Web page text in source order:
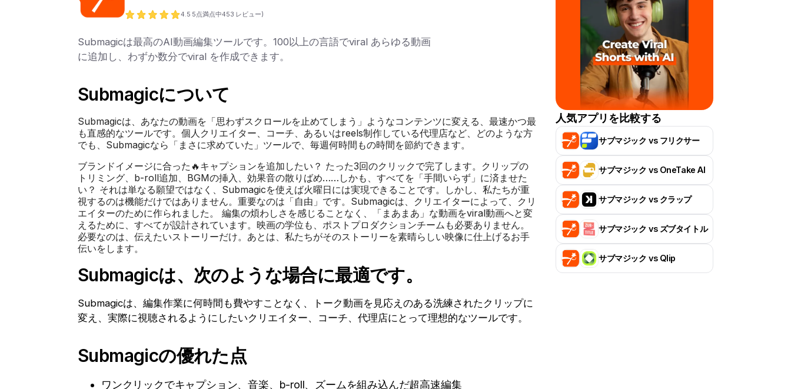
4.5 5点満点中453 レビュー)
Submagicは最高のAI動画編集ツールです。100以上の言語でviral あらゆる動画
に追加し、わずか数分でviral を作成できます。
Submagicについて
Submagicは、あなたの動画を「思わずスクロールを止めてしまう」ようなコンテンツに変える、最速かつ最
も直感的なツールです。個人クリエイター、コーチ、あるいはreels制作している代理店など、どのような方
でも、Submagicなら「まさに求めていた」ツールで、毎週何時間もの時間を節約できます。
ブランドイメージに合った🔥キャプションを追加したい？ たった3回のクリックで完了します。クリップの
トリミング、b-roll追加、BGMの挿入、効果音の散りばめ……しかも、すべてを「手間いらず」に済ませた
い？ それは単なる願望ではなく、Submagicを使えば火曜日には実現できることです。しかし、私たちが重
視するのは機能だけではありません。重要なのは「自由」です。Submagicは、クリエイターによって、クリ
エイターのために作られました。 編集の煩わしさを感じることなく、「まあまあ」な動画をviral動画へと変
えるために、すべてが設計されています。映画の学位も、ポストプロダクションチームも必要ありません。
必要なのは、伝えたいストーリーだけ。あとは、私たちがそのストーリーを素晴らしい映像に仕上げるお手
伝いをします。
Submagicは、次のような場合に最適です。
Submagicは、編集作業に何時間も費やすことなく、トーク動画を見応えのある洗練されたクリップに
変え、実際に視聴されるようにしたいクリエイター、コーチ、代理店にとって理想的なツールです。
Submagicの優れた点
ワンクリックでキャプション、音楽、b-roll、ズームを組み込んだ超高速編集
HappyScribeの代替ツール
BIGVUの代替サービス
SendShortの代替手段
「ハイパーナチュラル」の代替
案
Munchの代替案
Maestra AIの代替案
Clideoの代替ツール
人気アプリを比較する
サブマジック vs フリクサー
サブマジック vs OneTake AI
サブマジック vs クラップ
サブマジック vs ズブタイトル
サブマジック vs Qlip